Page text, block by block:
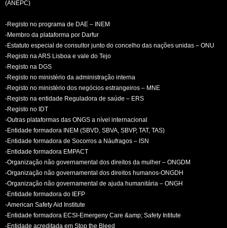
(ANEPC)
-Registo no programa de DAE – INEM
-Membro da plataforma por Darfur
-Estatuto especial de consultor junto do concelho das nações unidas – ONU
-Registo na ARS Lisboa e vale do Tejo
-Registo na DGS
-Registo no ministério da administração interna
-Registo no ministério dos negócios estrangeiros – MNE
-Registo na entidade Reguladora de saúde – ERS
-Registo no IDT
-Outras plataformas das ONGS a nível internacional
-Entidade formadora INEM (SBVD, SBVA, SBVP, TAT, TAS)
-Entidade formadora de Socorros a Náufragos – ISN
-Entidade formadora EMPACT
-Organização não governamental dos direitos da mulher – ONGDM
-Organização não governamental dos direitos humanos-ONGDH
-Organização não governamental de ajuda humanitária – ONGH
-Entidade formadora do IEFP
-American Safety Aid Institute
-Entidade formadora ECSI-Emergeny Care &amp; Safety Intitute
-Entidade acreditada em Stop the Bleed